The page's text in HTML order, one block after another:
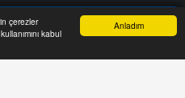
Anladım
çerezler
kabul
Sitemap
Sitene Ekle
Arşiv
Ara İhbar Hattı Menu